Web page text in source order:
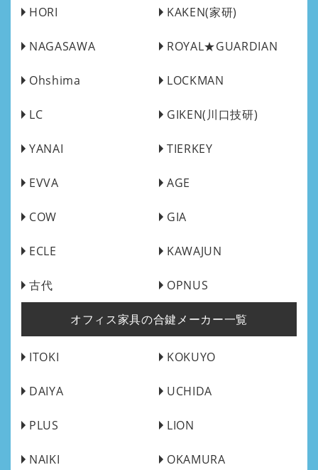
HORI KAKEN(家研)
NAGASAWA ROYAL★GUARDIAN
Ohshima LOCKMAN
LC GIKEN(川口技研)
YANAI TIERKEY
EVVA AGE
COW GIA
ECLE KAWAJUN
古代 OPNUS
オフィス家具の合鍵メーカー一覧
ITOKI KOKUYO
DAIYA UCHIDA
PLUS LION
NAIKI OKAMURA